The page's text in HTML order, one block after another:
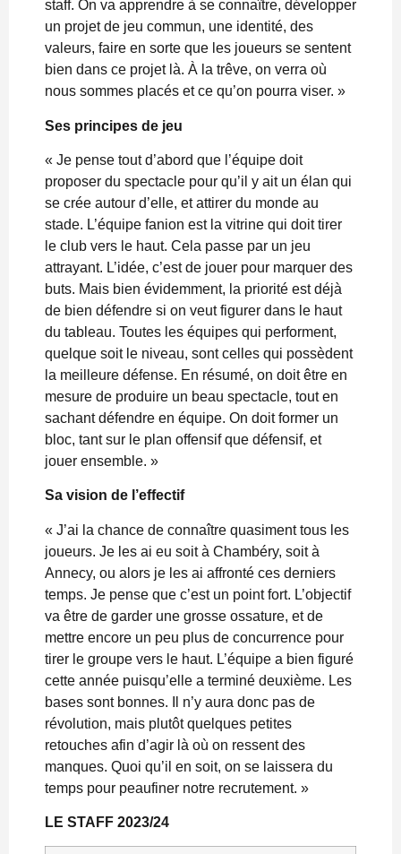
staff. On va apprendre à se connaître, développer
un projet de jeu commun, une identité, des
valeurs, faire en sorte que les joueurs se sentent
bien dans ce projet là. À la trêve, on verra où
nous sommes placés et ce qu’on pourra viser. »
Ses principes de jeu
« Je pense tout d’abord que l’équipe doit
proposer du spectacle pour qu’il y ait un élan qui
se crée autour d’elle, et attirer du monde au
stade. L’équipe fanion est la vitrine qui doit tirer
le club vers le haut. Cela passe par un jeu
attrayant. L’idée, c’est de jouer pour marquer des
buts. Mais bien évidemment, la priorité est déjà
de bien défendre si on veut figurer dans le haut
du tableau. Toutes les équipes qui performent,
quelque soit le niveau, sont celles qui possèdent
la meilleure défense. En résumé, on doit être en
mesure de produire un beau spectacle, tout en
sachant défendre en équipe. On doit former un
bloc, tant sur le plan offensif que défensif, et
jouer ensemble. »
Sa vision de l’effectif
« J’ai la chance de connaître quasiment tous les
joueurs. Je les ai eu soit à Chambéry, soit à
Annecy, ou alors je les ai affronté ces derniers
temps. Je pense que c’est un point fort. L’objectif
va être de garder une grosse ossature, et de
mettre encore un peu plus de concurrence pour
tirer le groupe vers le haut. L’équipe a bien figuré
cette année puisqu’elle a terminé deuxième. Les
bases sont bonnes. Il n’y aura donc pas de
révolution, mais plutôt quelques petites
retouches afin d’agir là où on ressent des
manques. Quoi qu’il en soit, on se laissera du
temps pour peaufiner notre recrutement. »
LE STAFF 2023/24